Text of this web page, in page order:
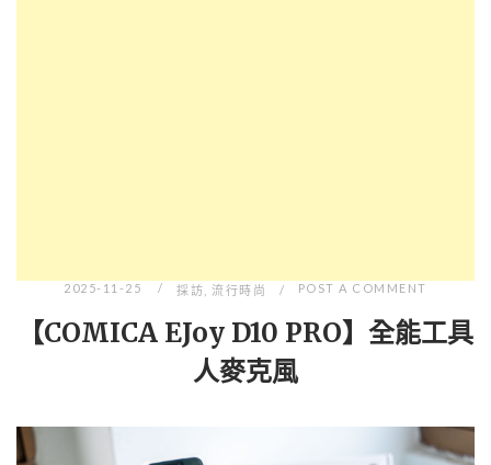
2025-11-25 採訪 ,流行時尚 POST A COMMENT
【COMICA EJoy D10 PRO】全能工具
人麥克風